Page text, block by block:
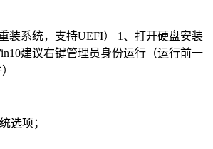
装系统，支持UEFI） 1、打开硬盘安装
建议右键管理员身份运行（运行前一
选项；